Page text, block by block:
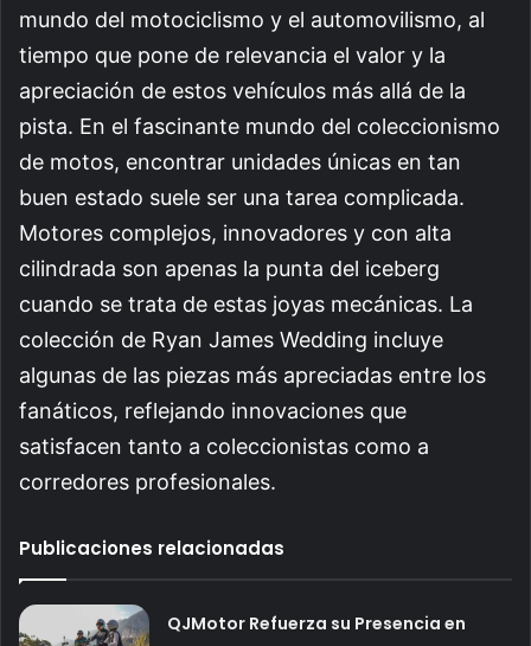
mundo del motociclismo y el automovilismo, al
tiempo que pone de relevancia el valor y la
apreciación de estos vehículos más allá de la
pista. En el fascinante mundo del coleccionismo
de motos, encontrar unidades únicas en tan
buen estado suele ser una tarea complicada.
Motores complejos, innovadores y con alta
cilindrada son apenas la punta del iceberg
cuando se trata de estas joyas mecánicas. La
colección de Ryan James Wedding incluye
algunas de las piezas más apreciadas entre los
fanáticos, reflejando innovaciones que
satisfacen tanto a coleccionistas como a
corredores profesionales.
Publicaciones relacionadas
QJMotor Refuerza su Presencia en